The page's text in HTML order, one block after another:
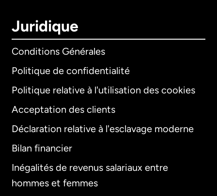
Juridique
Conditions Générales
Politique de confidentialité
Politique relative à l'utilisation des cookies
Acceptation des clients
Déclaration relative à l'esclavage moderne
Bilan financier
Inégalités de revenus salariaux entre
hommes et femmes
International